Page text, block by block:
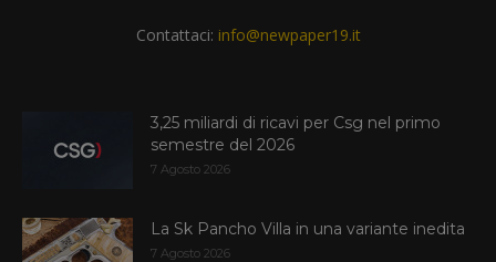
Contattaci: info@newpaper19.it
3,25 miliardi di ricavi per Csg nel primo
semestre del 2026
7 Agosto 2026
La Sk Pancho Villa in una variante inedita
7 Agosto 2026